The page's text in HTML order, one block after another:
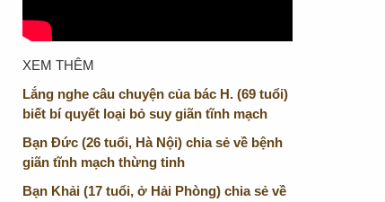
XEM THÊM
Lắng nghe câu chuyện của bác H. (69 tuổi)
biết bí quyết loại bỏ suy giãn tĩnh mạch
Bạn Đức (26 tuổi, Hà Nội) chia sẻ về bệnh
giãn tĩnh mạch thừng tinh
Bạn Khải (17 tuổi, ở Hải Phòng) chia sẻ về